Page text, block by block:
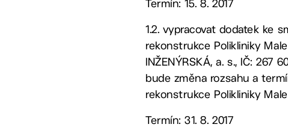
Termín: 15. 8. 2017
1.2. vypracovat dodatek ke
rekonstrukce Polikliniky
INŽENÝRSKÁ, a. s., IČ: 267
bude změna rozsahu a
rekonstrukce Polikliniky
Termín: 31. 8. 2017